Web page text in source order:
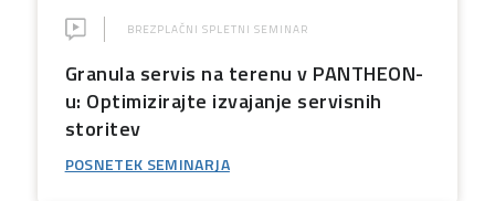
BREZPLAČNI SPLETNI SEMINAR
Granula servis na terenu v PANTHEON-
u: Optimizirajte izvajanje servisnih
storitev
POSNETEK SEMINARJA